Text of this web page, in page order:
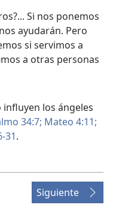
Si nos ponemos
ayudarán. Pero
si servimos a
a otras personas
los ángeles
34:7; Mateo 4:11;
31.
Siguiente